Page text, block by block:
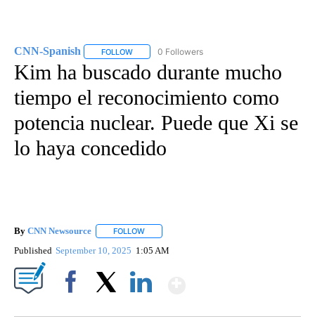
CNN-Spanish FOLLOW FOLLOW "CNN-SPANISH" TO RECEIVE
0 Followers
Kim ha buscado durante mucho
tiempo el reconocimiento como
potencia nuclear. Puede que Xi se
lo haya concedido
By CNN Newsource FOLLOW
Published September 10, 2025 1:05 AM